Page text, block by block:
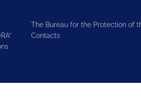
The Bureau for the Protection of
Contacts